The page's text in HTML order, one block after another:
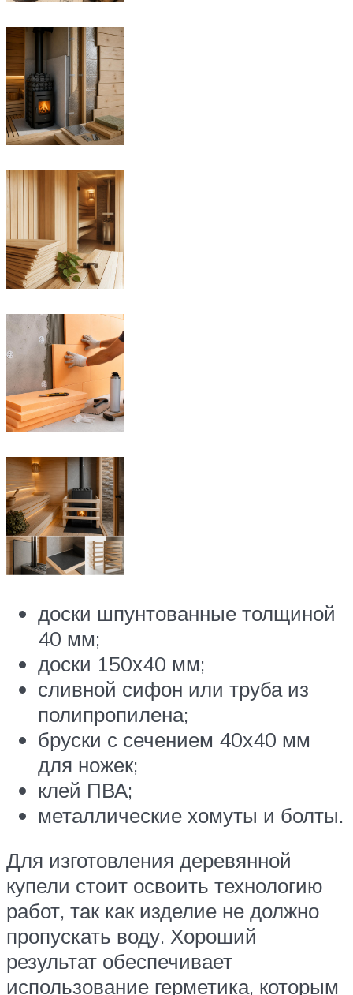
доски шпунтованные толщиной
40 мм;
доски 150х40 мм;
сливной сифон или труба из
полипропилена;
бруски с сечением 40х40 мм
для ножек;
клей ПВА;
металлические хомуты и болты.
Для изготовления деревянной
купели стоит освоить технологию
работ, так как изделие не должно
пропускать воду. Хороший
результат обеспечивает
использование герметика, которым